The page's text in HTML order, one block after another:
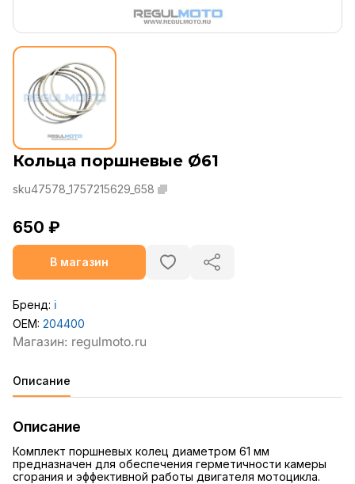
Кольца поршневые Ø61
sku47578_1757215629_658
650 ₽
В магазин
Бренд: ℹ️
OEM: 204400
Описание
Описание
Комплект поршневых колец диаметром 61 мм
предназначен для обеспечения герметичности камеры
сгорания и эффективной работы двигателя мотоцикла.